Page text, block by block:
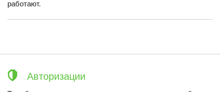
работают.
Авторизации